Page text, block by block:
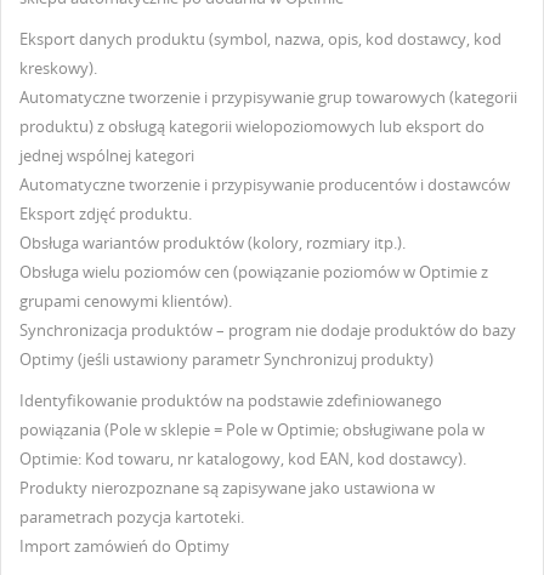
Eksport danych produktu (symbol, nazwa, opis, kod dostawcy, kod
kreskowy).
Automatyczne tworzenie i przypisywanie grup towarowych (kategorii
produktu) z obsługą kategorii wielopoziomowych lub eksport do
jednej wspólnej kategori
Automatyczne tworzenie i przypisywanie producentów i dostawców
Eksport zdjęć produktu.
Obsługa wariantów produktów (kolory, rozmiary itp.).
Obsługa wielu poziomów cen (powiązanie poziomów w Optimie z
grupami cenowymi klientów).
Synchronizacja produktów – program nie dodaje produktów do bazy
Optimy (jeśli ustawiony parametr Synchronizuj produkty)
Identyfikowanie produktów na podstawie zdefiniowanego
powiązania (Pole w sklepie = Pole w Optimie; obsługiwane pola w
Optimie: Kod towaru, nr katalogowy, kod EAN, kod dostawcy).
Produkty nierozpoznane są zapisywane jako ustawiona w
parametrach pozycja kartoteki.
Import zamówień do Optimy
DODAJ DO LISTY ŻYCZEŃ
add_circle_outlineUtwórz nową listę
UTWÓRZ LISTĘ ŻYCZEŃ
NAZWA LISTY ŻYCZEŃ
Anuluj Utwórz listę życzeń
ZALOGUJ SIĘ
Musisz być zalogowany by zapisać produkty na swojej
liście życzeń.
Zaloguj się